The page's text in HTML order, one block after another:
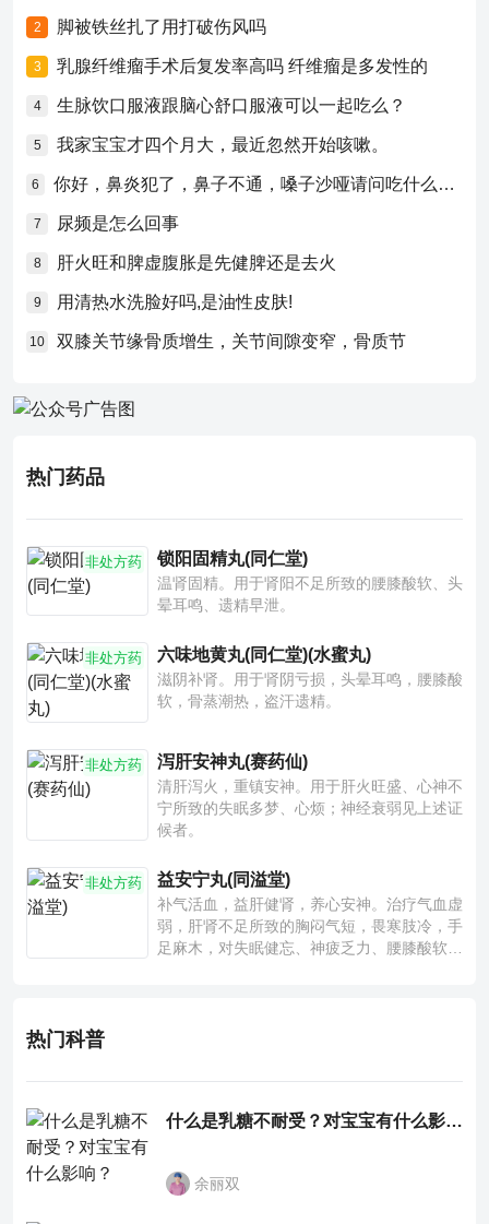
2 脚被铁丝扎了用打破伤风吗
3 乳腺纤维瘤手术后复发率高吗 纤维瘤是多发性的
4 生脉饮口服液跟脑心舒口服液可以一起吃么？
5 我家宝宝才四个月大，最近忽然开始咳嗽。
6 你好，鼻炎犯了，鼻子不通，嗓子沙哑请问吃什么药比较好？
7 尿频是怎么回事
8 肝火旺和脾虚腹胀是先健脾还是去火
9 用清热水洗脸好吗,是油性皮肤!
10 双膝关节缘骨质增生，关节间隙变窄，骨质节
热门药品
非处方药 锁阳固精丸(同仁堂)
温肾固精。用于肾阳不足所致的腰膝酸软、头
晕耳鸣、遗精早泄。
非处方药 六味地黄丸(同仁堂)(水蜜丸)
滋阴补肾。用于肾阴亏损，头晕耳鸣，腰膝酸
软，骨蒸潮热，盗汗遗精。
非处方药 泻肝安神丸(赛药仙)
清肝泻火，重镇安神。用于肝火旺盛、心神不
宁所致的失眠多梦、心烦；神经衰弱见上述证
候者。
非处方药 益安宁丸(同溢堂)
补气活血，益肝健肾，养心安神。治疗气血虚
弱，肝肾不足所致的胸闷气短，畏寒肢冷，手
足麻木，对失眠健忘、神疲乏力、腰膝酸软也
热门科普
什么是乳糖不耐受？对宝宝有什么影响？
余丽双